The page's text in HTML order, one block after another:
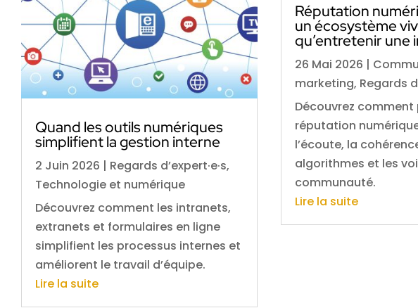
Quand les outils numériques
simplifient la gestion interne
2 Juin 2026 | Regards d’expert·e·s,
Technologie et numérique
Découvrez comment les intranets,
extranets et formulaires en ligne
simplifient les processus internes et
améliorent le travail d’équipe.
Lire la suite
Réputation
un écosystème
qu’entretenir une
26 Mai 2026 |
marketing, Regards
Découvrez
réputation
l’écoute, la
algorithmes et les
communauté.
Lire la suite